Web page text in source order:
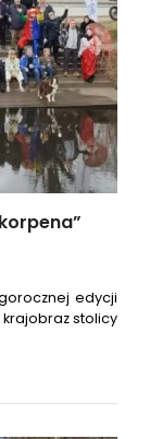
edycji
krajobraz stolicy